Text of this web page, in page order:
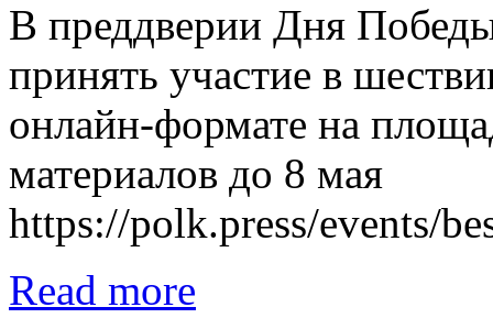
В преддверии Дня
принять участие в
онлайн-формате на
материалов до 8 мая
https://polk.press/events/
Read more